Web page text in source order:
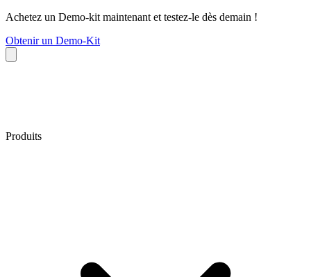
Achetez un Demo-kit maintenant et testez-le dès demain !
Obtenir un Demo-Kit
Produits